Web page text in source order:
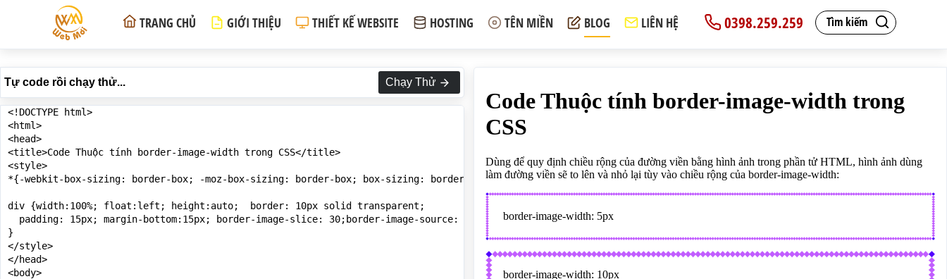
Tìm kiếm
0398.259.259
TRANG CHỦ GIỚI THIỆU THIẾT KẾ WEBSITE HOSTING TÊN MIỀN BLOG LIÊN HỆ
Tự code rồi chạy thử... Chạy Thử
<!DOCTYPE html>
<html>
<head>
<title>Code Thuộc tính border-image-width trong CSS</title>
<style>
*{-webkit-box-sizing: border-box; -moz-box-sizing: border-box; box-sizing: border-box;}
div {width:100%; float:left; height:auto;  border: 10px solid transparent;
  padding: 15px; margin-bottom:15px; border-image-slice: 30;border-image-source: url('https://webmoi.vn/thumuc/border-hinh.png');border-image-repeat: round;
}
</style>
</head>
<body>